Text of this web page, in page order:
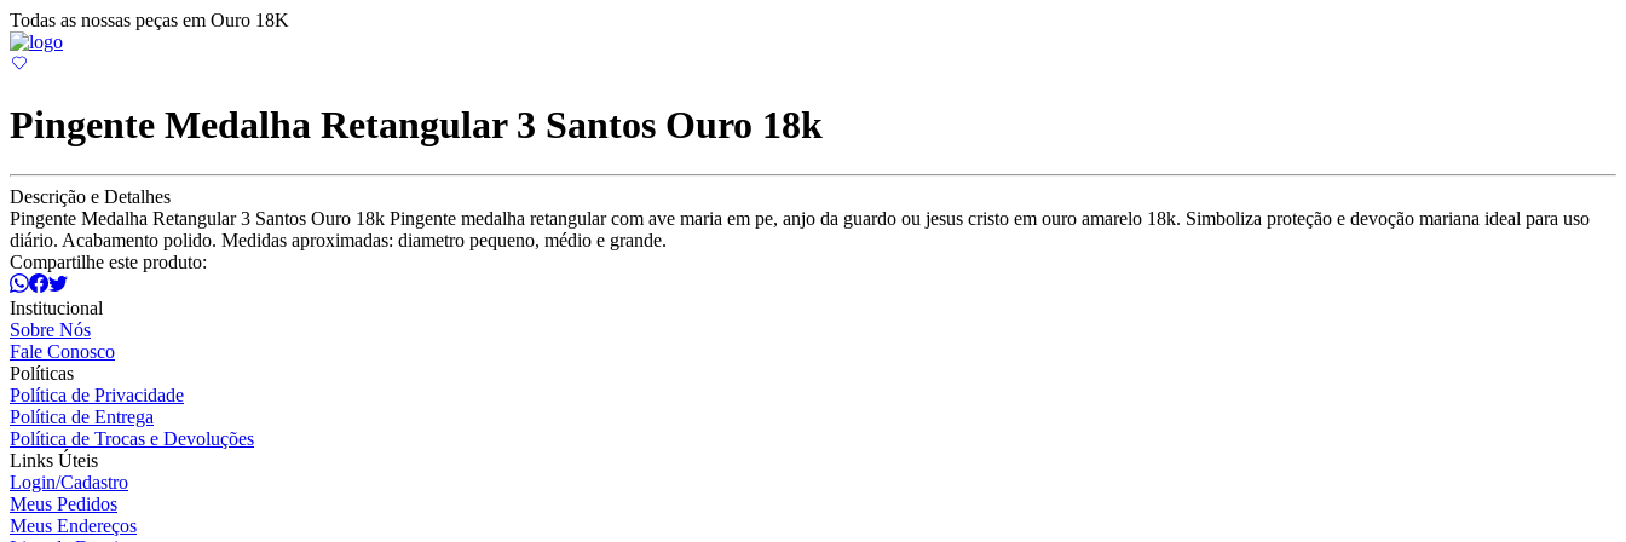
Todas as nossas peças em Ouro 18K
Pingente Medalha Retangular 3 Santos Ouro 18k
Descrição e Detalhes
Pingente Medalha Retangular 3 Santos Ouro 18k Pingente medalha retangular com ave maria em pe, anjo da guardo ou jesus cristo em ouro amarelo 18k. Simboliza proteção e devoção mariana ideal para uso
diário. Acabamento polido. Medidas aproximadas: diametro pequeno, médio e grande.
Compartilhe este produto:
Institucional
Sobre Nós
Fale Conosco
Políticas
Política de Privacidade
Política de Entrega
Política de Trocas e Devoluções
Links Úteis
Login/Cadastro
Meus Pedidos
Meus Endereços